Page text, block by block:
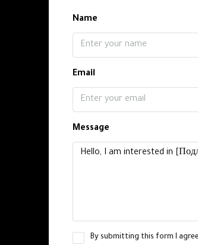
Name
Email
Message
By submitting this form I